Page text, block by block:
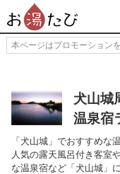
本ページはプロモーション
犬山城
温泉宿
「犬山城」でおすすめな
人気の露天風呂付き客室
な温泉宿など「犬山城」